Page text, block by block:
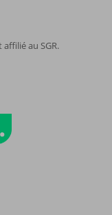
au SGR.